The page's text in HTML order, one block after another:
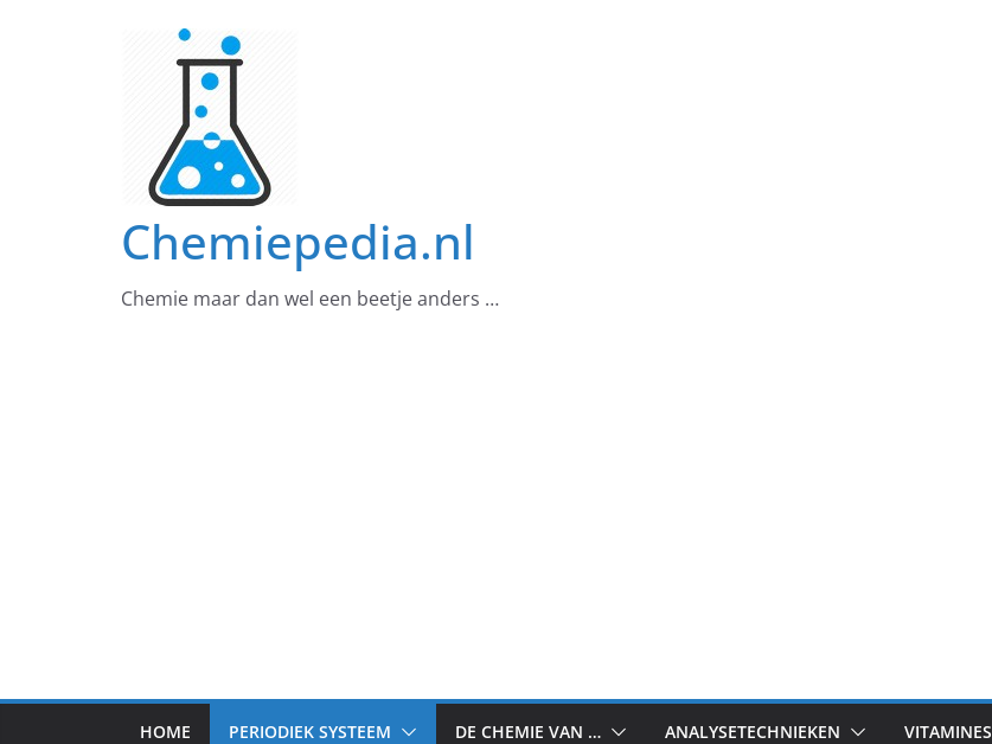
Chemiepedia.nl
Chemie maar dan wel een beetje anders …
HOME PERIODIEK SYSTEEM DE CHEMIE VAN … ANALYSETECHNIEKEN VITAMINES